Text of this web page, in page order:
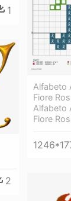
1
Alfabeto
Fiore
Alfabeto
Fiore
2